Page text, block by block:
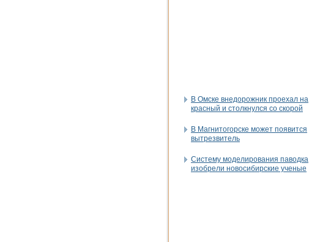
В Омске внедорожник проехал на
красный и столкнулся со скорой
В Магнитогорске может появится
вытрезвитель
Систему моделирования паводка
изобрели новосибирские ученые